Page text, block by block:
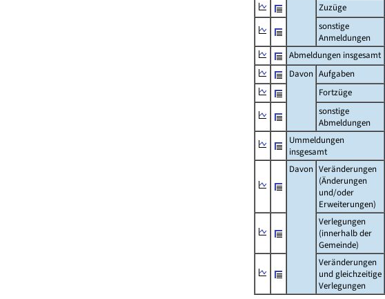
Zuzüge
sonstige
Anmeldungen
Abmeldungen insgesamt
Davon Aufgaben
Fortzüge
sonstige
Abmeldungen
Ummeldungen
insgesamt
Davon Veränderungen
(Änderungen
und/oder
Erweiterungen)
Verlegungen
(innerhalb der
Gemeinde)
Veränderungen
und gleichzeitige
Verlegungen